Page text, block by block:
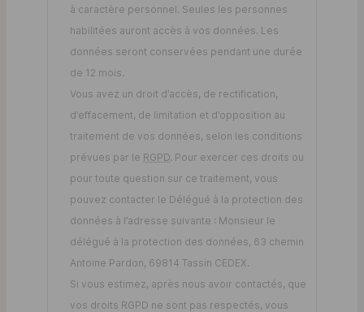
à caractère personnel. Seules les personnes
habilitées auront accès à vos données. Les
données seront conservées pendant une durée
de 12 mois.
Vous avez un droit d’accès, de rectification,
d’effacement, de limitation et d’opposition au
traitement de vos données, selon les conditions
prévues par le RGPD. Pour exercer ces droits ou
pour toute question sur ce traitement, vous
pouvez contacter le Délégué à la protection des
données à l’adresse suivante : Monsieur le
délégué à la protection des données, 63 chemin
Antoine Pardon, 69814 Tassin CEDEX.
Si vous estimez, après nous avoir contactés, que
vos droits RGPD ne sont pas respectés, vous